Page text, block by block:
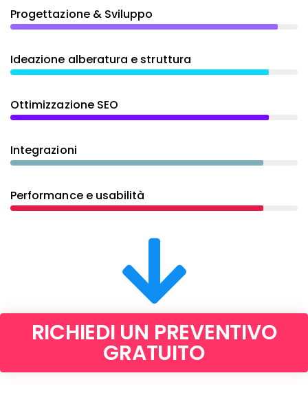
Progettazione & Sviluppo
Ideazione alberatura e struttura
Ottimizzazione SEO
Integrazioni
Performance e usabilità
RICHIEDI UN PREVENTIVO
GRATUITO